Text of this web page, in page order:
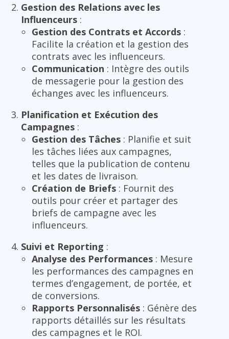
Gestion des Relations avec les
Influenceurs :
Gestion des Contrats et Accords :
Facilite la création et la gestion des
contrats avec les influenceurs.
Communication : Intègre des outils
de messagerie pour la gestion des
échanges avec les influenceurs.
Planification et Exécution des
Campagnes :
Gestion des Tâches : Planifie et suit
les tâches liées aux campagnes,
telles que la publication de contenu
et les dates de livraison.
Création de Briefs : Fournit des
outils pour créer et partager des
briefs de campagne avec les
influenceurs.
Suivi et Reporting :
Analyse des Performances : Mesure
les performances des campagnes en
termes d’engagement, de portée, et
de conversions.
Rapports Personnalisés : Génère des
rapports détaillés sur les résultats
des campagnes et le ROI.